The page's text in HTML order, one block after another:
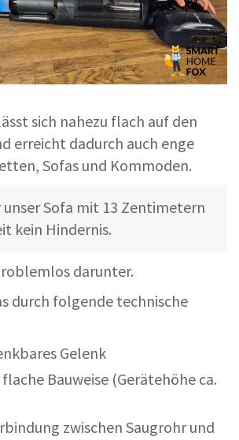
sich nahezu flach auf den
erreicht dadurch auch enge
Sofas und Kommoden.
unser Sofa mit 13 Zentimetern
kein Hindernis.
darunter.
durch folgende technische
Gelenk
Bauweise (Gerätehöhe ca.
zwischen Saugrohr und